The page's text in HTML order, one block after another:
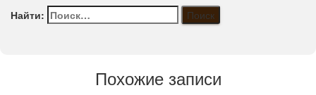
Найти:
Похожие записи